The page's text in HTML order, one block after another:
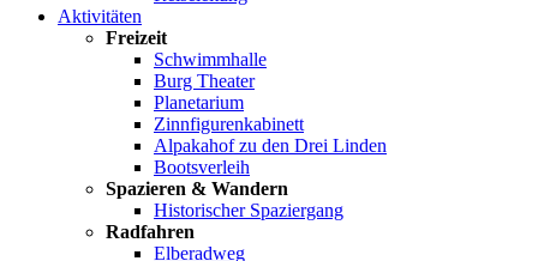
Aktivitäten
Freizeit
Schwimmhalle
Burg Theater
Planetarium
Zinnfigurenkabinett
Alpakahof zu den Drei Linden
Bootsverleih
Spazieren & Wandern
Historischer Spaziergang
Radfahren
Elberadweg